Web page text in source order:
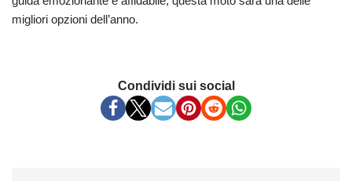
migliori opzioni dell’anno.
Condividi sui social